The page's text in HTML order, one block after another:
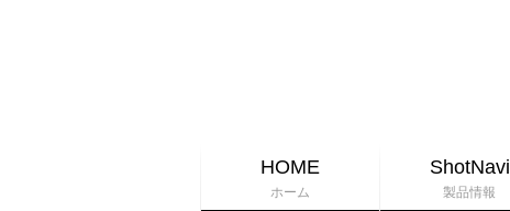
HOME
ホーム
ShotNavi
製品情報